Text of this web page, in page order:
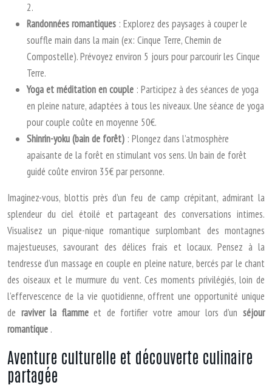
2.
Randonnées romantiques : Explorez des paysages à couper le
souffle main dans la main (ex: Cinque Terre, Chemin de
Compostelle). Prévoyez environ 5 jours pour parcourir les Cinque
Terre.
Yoga et méditation en couple : Participez à des séances de yoga
en pleine nature, adaptées à tous les niveaux. Une séance de yoga
pour couple coûte en moyenne 50€.
Shinrin-yoku (bain de forêt) : Plongez dans l’atmosphère
apaisante de la forêt en stimulant vos sens. Un bain de forêt
guidé coûte environ 35€ par personne.
Imaginez-vous, blottis près d’un feu de camp crépitant, admirant la
splendeur du ciel étoilé et partageant des conversations intimes.
Visualisez un pique-nique romantique surplombant des montagnes
majestueuses, savourant des délices frais et locaux. Pensez à la
tendresse d’un massage en couple en pleine nature, bercés par le chant
des oiseaux et le murmure du vent. Ces moments privilégiés, loin de
l’effervescence de la vie quotidienne, offrent une opportunité unique
de raviver la flammeet de fortifier votre amour lors d’unséjour
romantique .
Aventure culturelle et découverte culinaire
partagée